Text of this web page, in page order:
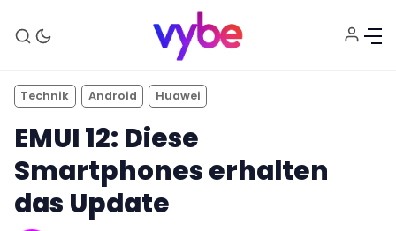
Technik Android Huawei
EMUI 12: Diese
Smartphones erhalten
das Update